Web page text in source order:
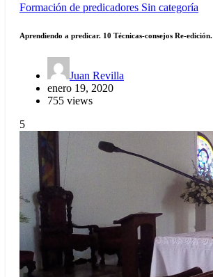
Formación de predicadores Sin categoría
Aprendiendo a predicar. 10 Técnicas-consejos Re-edición.
Juan Revilla
enero 19, 2020
755 views
5